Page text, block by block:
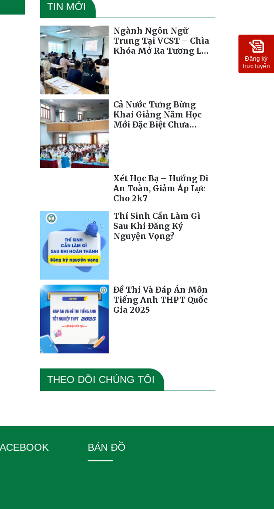
TIN MỚI
Ngành Ngôn Ngữ
Trung Tại VCST – Chìa
Khóa Mở Ra Tương Lai
Cả Nước Tưng Bừng
Khai Giảng Năm Học
Mới Đặc Biệt Chưa
Xét Học Bạ – Hướng Đi
An Toàn, Giảm Áp Lực
Cho 2k7
Thí Sinh Cần Làm Gì
Sau Khi Đăng Ký
Nguyện Vọng?
Đề Thi Và Đáp Án Môn
Tiếng Anh THPT Quốc
Gia 2025
THEO DÕI CHÚNG TÔI
BẢN ĐỒ
Đăng ký
trực tuyến